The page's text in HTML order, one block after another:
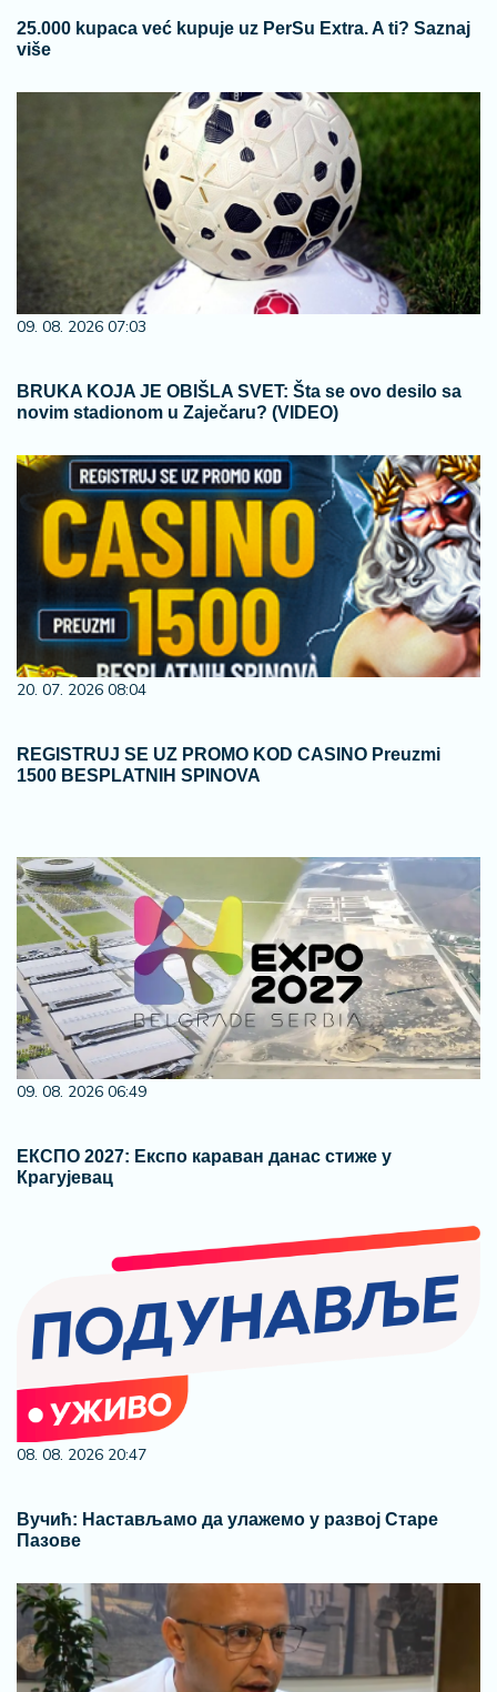
25.000 kupaca već kupuje uz PerSu Extra. A ti? Saznaj
više
09. 08. 2026 07:03
BRUKA KOJA JE OBIŠLA SVET: Šta se ovo desilo sa
novim stadionom u Zaječaru? (VIDEO)
20. 07. 2026 08:04
REGISTRUJ SE UZ PROMO KOD CASINO Preuzmi
1500 BESPLATNIH SPINOVA
09. 08. 2026 06:49
ЕКСПО 2027: Експо караван данас стиже у
Крагујевац
08. 08. 2026 20:47
Вучић: Настављамо да улажемо у развој Старе
Пазове